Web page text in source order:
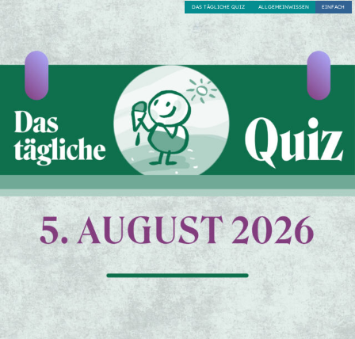
EINFACH
ALLGEMEINWISSEN
DAS TÄGLICHE QUIZ